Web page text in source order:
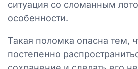
ситуация со сломанным
особенности.
Такая поломка опасна тем,
постепенно